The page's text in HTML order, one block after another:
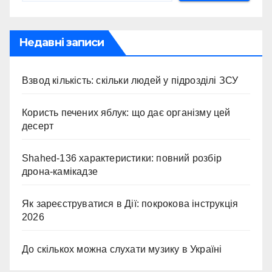
Недавні записи
Взвод кількість: скільки людей у підрозділі ЗСУ
Користь печених яблук: що дає організму цей
десерт
Shahed-136 характеристики: повний розбір
дрона-камікадзе
Як зареєструватися в Дії: покрокова інструкція
2026
До скількох можна слухати музику в Україні